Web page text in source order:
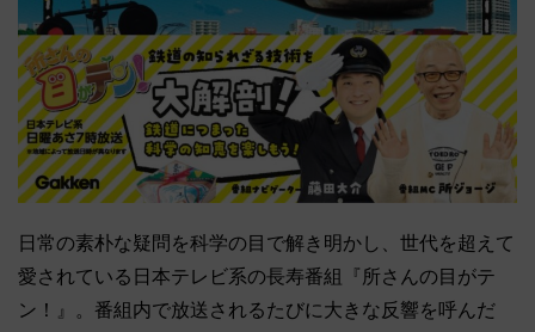
日常の素朴な疑問を科学の目で解き明かし、世代を超えて
愛されている日本テレビ系の長寿番組『所さんの目がテ
ン！』。番組内で放送されるたびに大きな反響を呼んだ